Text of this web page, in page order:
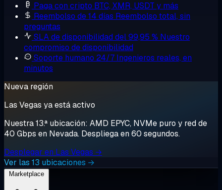
Paga con cripto BTC, XMR, USDT y más
Reembolso de 14 días Reembolso total, sin
preguntas
SLA de disponibilidad del 99,95 % Nuestro
compromiso de disponibilidad
Soporte humano 24/7 Ingenieros reales, en
minutos
Nueva región
Las Vegas ya está activo
Nuestra 13.ª ubicación: AMD EPYC, NVMe puro y red de
40 Gbps en Nevada. Despliega en 60 segundos.
Desplegar en Las Vegas →
Ver las 13 ubicaciones →